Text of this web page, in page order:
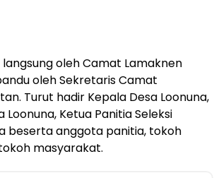
oleh Camat Lamaknen
oleh Sekretaris Camat
Turut hadir Kepala Desa Loonuna,
Loonuna, Ketua Panitia Seleksi
beserta anggota panitia, tokoh
masyarakat.